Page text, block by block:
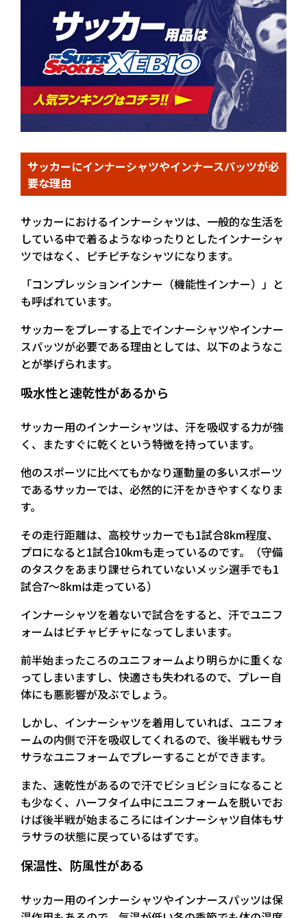
サッカーにインナーシャツやインナースパッツが必
要な理由
サッカーにおけるインナーシャツは、一般的な生活を
している中で着るようなゆったりとしたインナーシャ
ツではなく、ピチピチなシャツになります。
「コンプレッションインナー（機能性インナー）」と
も呼ばれています。
サッカーをプレーする上でインナーシャツやインナー
スパッツが必要である理由としては、以下のようなこ
とが挙げられます。
吸水性と速乾性があるから
サッカー用のインナーシャツは、汗を吸収する力が強
く、またすぐに乾くという特徴を持っています。
他のスポーツに比べてもかなり運動量の多いスポーツ
であるサッカーでは、必然的に汗をかきやすくなりま
す。
その走行距離は、高校サッカーでも1試合8km程度、
プロになると1試合10kmも走っているのです。（守備
のタスクをあまり課せられていないメッシ選手でも1
試合7～8kmは走っている）
インナーシャツを着ないで試合をすると、汗でユニフ
ォームはビチャビチャになってしまいます。
前半始まったころのユニフォームより明らかに重くな
ってしまいますし、快適さも失われるので、プレー自
体にも悪影響が及ぶでしょう。
しかし、インナーシャツを着用していれば、ユニフォ
ームの内側で汗を吸収してくれるので、後半戦もサラ
サラなユニフォームでプレーすることができます。
また、速乾性があるので汗でビショビショになること
も少なく、ハーフタイム中にユニフォームを脱いでお
けば後半戦が始まるころにはインナーシャツ自体もサ
ラサラの状態に戻っているはずです。
保温性、防風性がある
サッカー用のインナーシャツやインナースパッツは保